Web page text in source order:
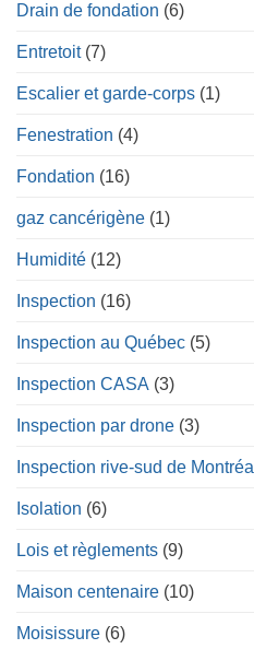
Drain de fondation (6)
Entretoit(7)
Escalier et garde-corps (1)
Fenestration (4)
Fondation (16)
gaz cancérigène (1)
Humidité (12)
Inspection (16)
Inspection au Québec (5)
Inspection CASA (3)
Inspection par drone (3)
Inspection rive-sud de Montréal
Isolation (6)
Lois et règlements (9)
Maison centenaire (10)
Moisissure (6)